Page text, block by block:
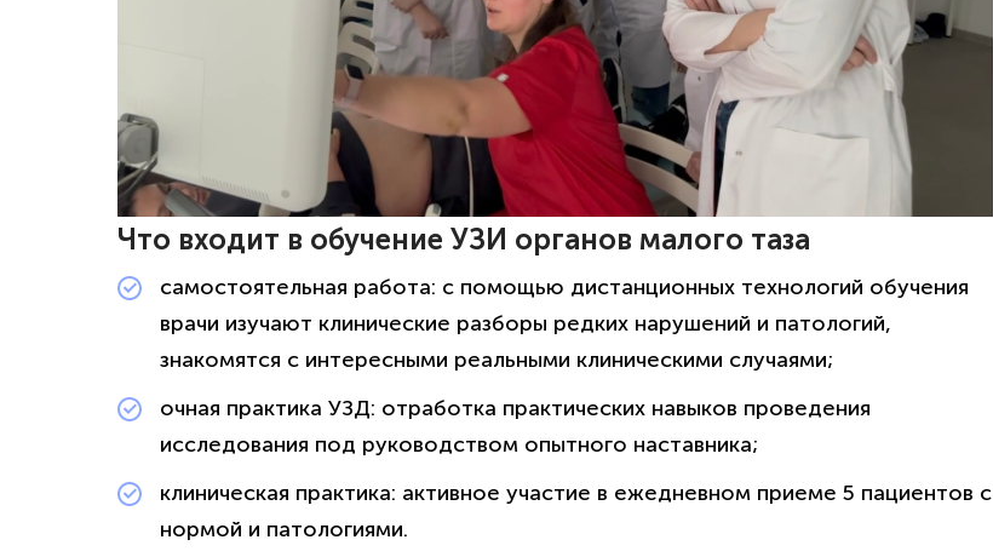
Что входит в обучение УЗИ органов малого таза
самостоятельная работа: с помощью дистанционных технологий обучения
врачи изучают клинические разборы редких нарушений и патологий,
знакомятся с интересными реальными клиническими случаями;
очная практика УЗД: отработка практических навыков проведения
исследования под руководством опытного наставника;
клиническая практика: активное участие в ежедневном приеме 5 пациентов с
нормой и патологиями.